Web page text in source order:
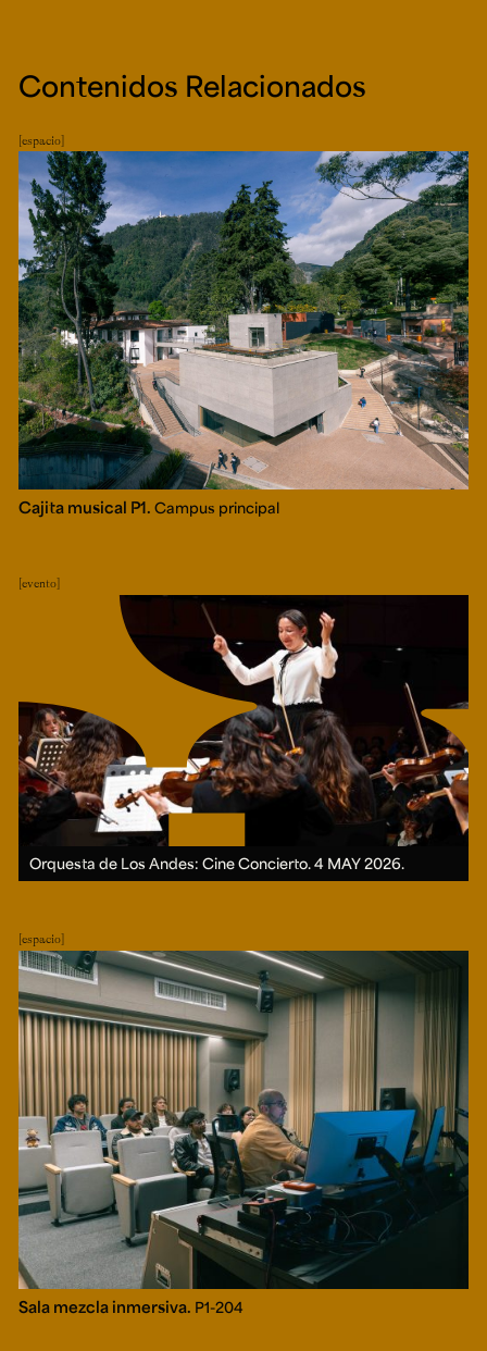
Contenidos Relacionados
espacio
Cajita musical P1. Campus principal
evento
Orquesta de Los Andes: Cine Concierto.4 MAY 2026.
espacio
Sala mezcla inmersiva. P1-204